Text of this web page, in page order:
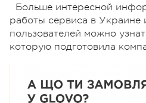
Больше интересной
работы сервиса в Украине
пользователей можно
которую подготовила